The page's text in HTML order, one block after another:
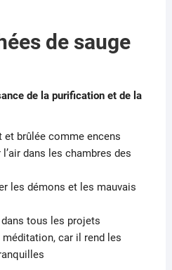
de sauge
de la purification et de la
et brûlée comme encens
dans les chambres des
les démons et les mauvais
tous les projets
car il rend les